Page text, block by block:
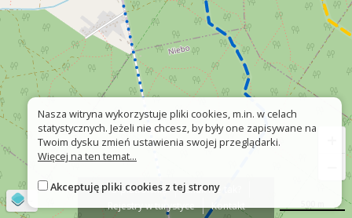
O platformie
Znak nie tak?
Rejestry w turystyce
Kontakt
Nasza witryna wykorzystuje pliki cookies, m.in. w celach
statystycznych. Jeżeli nie chcesz, by były one zapisywane na
Twoim dysku zmień ustawienia swojej przeglądarki.
Więcej na ten temat...
Akceptuję pliki cookies z tej strony